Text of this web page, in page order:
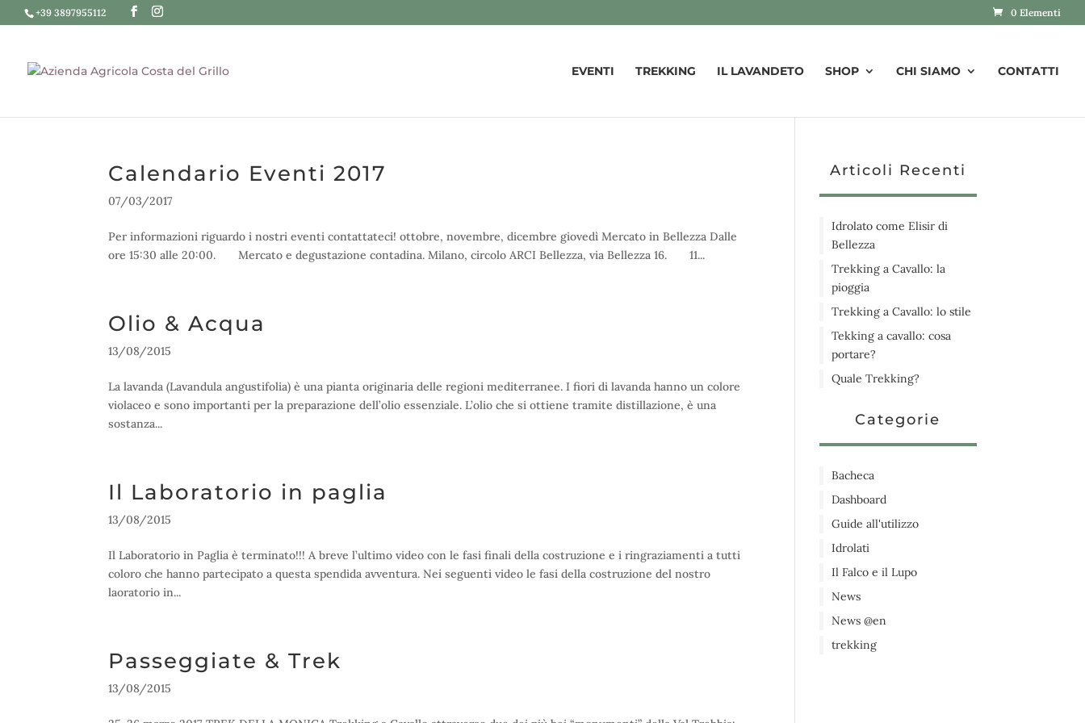
+39 3897955112 0 Elementi
EVENTI TREKKING IL LAVANDETO SHOP CHI SIAMO CONTATTI
Calendario Eventi 2017
07/03/2017
Per informazioni riguardo i nostri eventi contattateci! ottobre, novembre, dicembre giovedì Mercato in Bellezza Dalle
ore 15:30 alle 20:00. Mercato e degustazione contadina. Milano, circolo ARCI Bellezza, via Bellezza 16. 11...
Olio & Acqua
13/08/2015
La lavanda (Lavandula angustifolia) è una pianta originaria delle regioni mediterranee. I fiori di lavanda hanno un colore
violaceo e sono importanti per la preparazione dell’olio essenziale. L’olio che si ottiene tramite distillazione, è una
sostanza...
Il Laboratorio in paglia
13/08/2015
Il Laboratorio in Paglia è terminato!!! A breve l’ultimo video con le fasi finali della costruzione e i ringraziamenti a tutti
coloro che hanno partecipato a questa spendida avventura. Nei seguenti video le fasi della costruzione del nostro
laoratorio in...
Passeggiate & Trek
13/08/2015
Articoli Recenti
Idrolato come Elisir di
Bellezza
Trekking a Cavallo: la
pioggia
Trekking a Cavallo: lo stile
Tekking a cavallo: cosa
portare?
Quale Trekking?
Categorie
Bacheca
Dashboard
Guide all'utilizzo
Idrolati
Il Falco e il Lupo
News
News @en
trekking